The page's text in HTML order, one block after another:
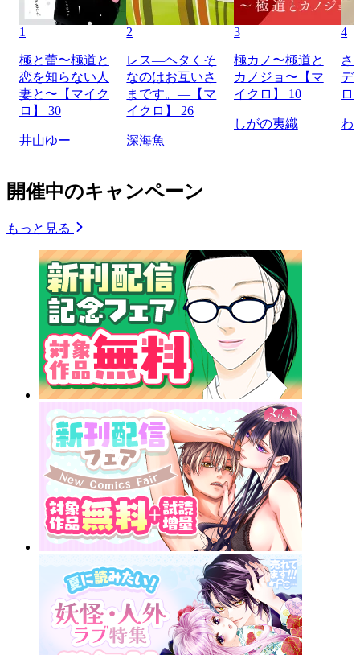
1
極と蕾〜極道と
恋を知らない人
妻と〜【マイク
ロ】 30
井山ゆー
2
レス―ヘタくそ
なのはお互いさ
まです。―【マ
イクロ】 26
深海魚
3
極カノ〜極道と
カノジョ〜【マ
イクロ】 10
しがの夷織
4
さ
デ
ロ
わ
開催中のキャンペーン
もっと見る